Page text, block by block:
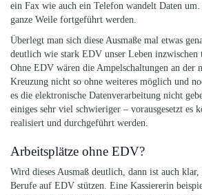
ein Fax wie auch ein Telefon wandelt Daten
ganze Weile fortgeführt werden.
Überlegt man sich diese Ausmaße mal etwas
deutlich wie stark EDV unser Leben inzwischen
Ohne EDV wären die Ampelschaltungen an der
Kreuzung nicht so ohne weiteres möglich und
es die elektronische Datenverarbeitung nicht
einiges sehr viel schwieriger – vorausgesetzt es
realisiert und durchgeführt werden.
Arbeitsplätze ohne EDV?
Wird dieses Ausmaß deutlich, dann ist auch klar,
Berufe auf EDV stützen. Eine Kassiererin